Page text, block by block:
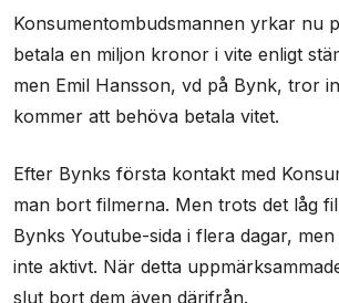
Konsumentombudsmannen yrkar nu
betala en miljon kronor i vite enligt
men Emil Hansson, vd på Bynk, tror
kommer att behöva betala vitet.
Efter Bynks första kontakt med
man bort filmerna. Men trots det låg
Bynks Youtube-sida i flera dagar,
inte aktivt. När detta
slut bort dem även därifrån.